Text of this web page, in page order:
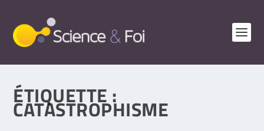
ÉTIQUETTE :
CATASTROPHISME